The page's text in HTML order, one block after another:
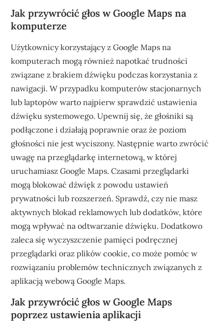
Jak przywrócić głos w Google Maps na
komputerze
Użytkownicy korzystający z Google Maps na
komputerach mogą również napotkać trudności
związane z brakiem dźwięku podczas korzystania z
nawigacji. W przypadku komputerów stacjonarnych
lub laptopów warto najpierw sprawdzić ustawienia
dźwięku systemowego. Upewnij się, że głośniki są
podłączone i działają poprawnie oraz że poziom
głośności nie jest wyciszony. Następnie warto zwrócić
uwagę na przeglądarkę internetową, w której
uruchamiasz Google Maps. Czasami przeglądarki
mogą blokować dźwięk z powodu ustawień
prywatności lub rozszerzeń. Sprawdź, czy nie masz
aktywnych blokad reklamowych lub dodatków, które
mogą wpływać na odtwarzanie dźwięku. Dodatkowo
zaleca się wyczyszczenie pamięci podręcznej
przeglądarki oraz plików cookie, co może pomóc w
rozwiązaniu problemów technicznych związanych z
aplikacją webową Google Maps.
Jak przywrócić głos w Google Maps
poprzez ustawienia aplikacji